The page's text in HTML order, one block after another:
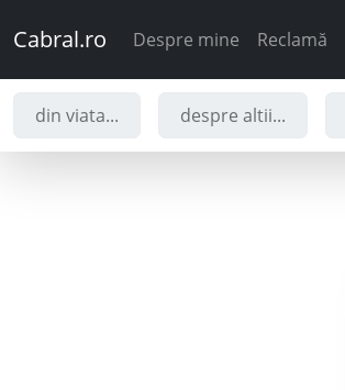
Cabral.ro Despre mine Reclamă
din viata... despre altii...